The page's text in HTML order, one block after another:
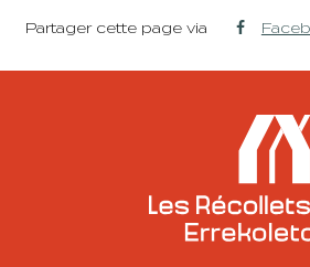
Partager cette page via